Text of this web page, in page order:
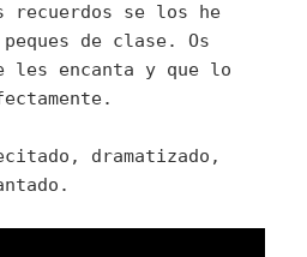
recuerdos se los he
de clase. Os
les encanta y que lo
dramatizado,